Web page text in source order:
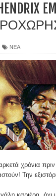
ΝΕΑ
χρόνια
Την